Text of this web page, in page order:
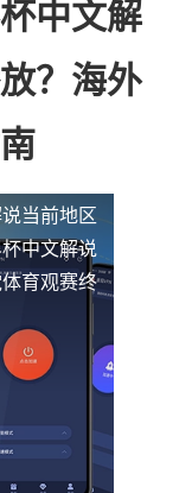
中文解
？海外
当前地区
中文解说
育观赛终